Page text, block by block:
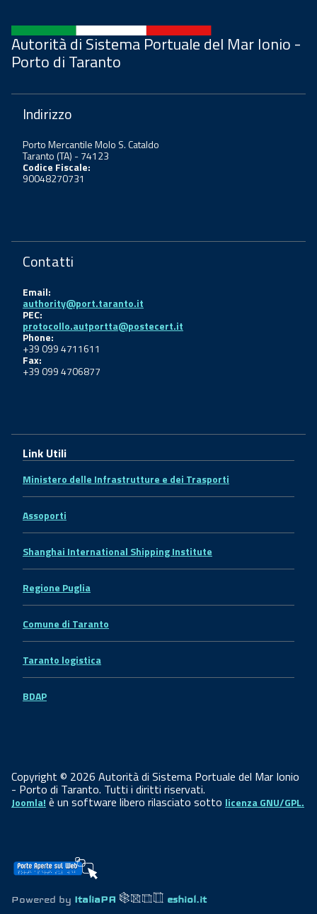
Autorità di Sistema Portuale del Mar Ionio -
Porto di Taranto
Indirizzo
Porto Mercantile Molo S. Cataldo
Taranto (TA) - 74123
Codice Fiscale:
90048270731
Contatti
Email:
authority@port.taranto.it
PEC:
protocollo.autportta@postecert.it
Phone:
+39 099 4711611
Fax:
+39 099 4706877
Link Utili
Ministero delle Infrastrutture e dei Trasporti
Assoporti
Shanghai International Shipping Institute
Regione Puglia
Comune di Taranto
Taranto logistica
BDAP
Copyright © 2026 Autorità di Sistema Portuale del Mar Ionio
- Porto di Taranto. Tutti i diritti riservati.
Joomla! è un software libero rilasciato sotto licenza GNU/GPL.
Powered by ItaliaPA eshiol.it